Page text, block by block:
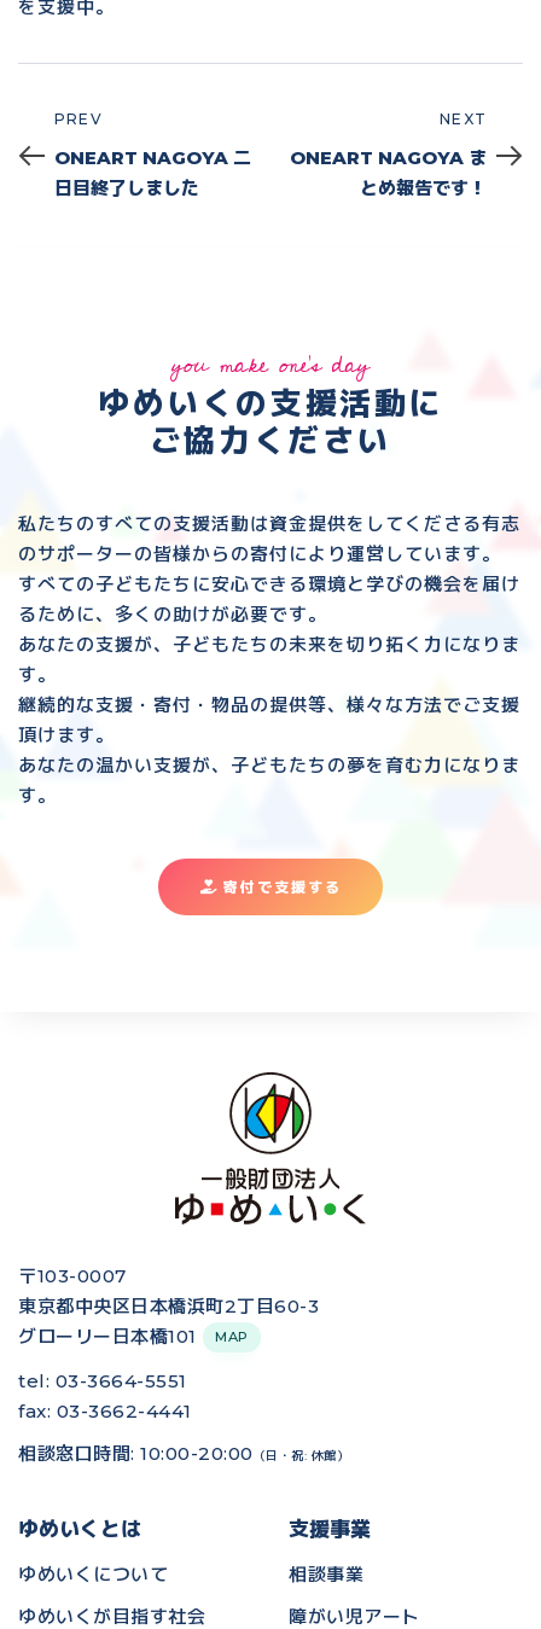
を支援中。
Prev
PREV
ONEART NAGOYA 二
日目終了しました
NEXT
ONEART NAGOYA ま
とめ報告です！
you make one's day
ゆめいくの支援活動に
ご協力ください
私たちのすべての支援活動は資金提供をしてくださる有志
のサポーターの皆様からの寄付により運営しています。
すべての子どもたちに安心できる環境と 学びの機会を届け
るために、多くの助けが必要です。
あなたの支援が、子どもたちの未来を切り拓く力になりま
す。
継続的な支援・寄付・物品の提供等、様々な方法でご支援
頂けます。
あなたの温かい支援が、子どもたちの夢を育む力になりま
す。
寄付で支援する
〒103-0007
東京都中央区日本橋浜町2丁目60-3
グローリー日本橋101
MAP
tel: 03-3664-5551
fax: 03-3662-4441
相談窓口時間: 10:00-20:00
（日・祝: 休館）
ゆめいくとは
ゆめいくについて
ゆめいくが目指す社会
支援事業
相談事業
障がい児アート